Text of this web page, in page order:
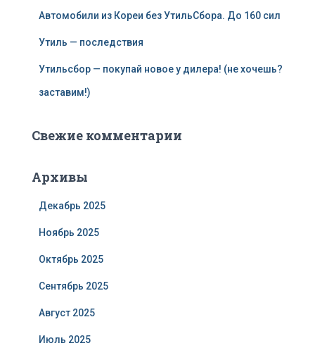
Автомобили из Кореи без УтильСбора. До 160 сил
Утиль — последствия
Утильсбор — покупай новое у дилера! (не хочешь?
заставим!)
Свежие комментарии
Архивы
Декабрь 2025
Ноябрь 2025
Октябрь 2025
Сентябрь 2025
Август 2025
Июль 2025